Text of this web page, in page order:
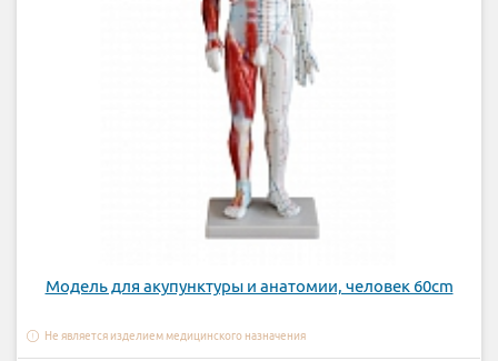
Модель для акупунктуры и анатомии, человек 60cm
Не является изделием медицинского назначения